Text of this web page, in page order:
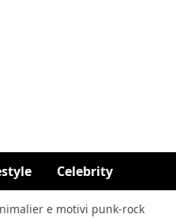
Celebrity
e motivi punk-rock